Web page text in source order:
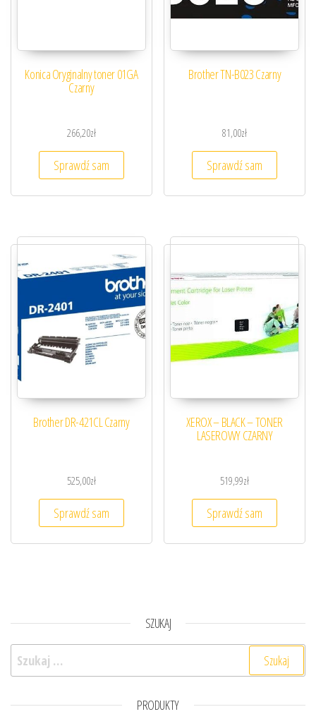
Konica Oryginalny toner 01GA
Czarny
266,20zł
Sprawdź sam
Brother TN-B023 Czarny
81,00zł
Sprawdź sam
Brother DR-421CL Czarny
525,00zł
Sprawdź sam
XEROX – BLACK – TONER
LASEROWY CZARNY
519,99zł
Sprawdź sam
SZUKAJ
Szukaj:
PRODUKTY